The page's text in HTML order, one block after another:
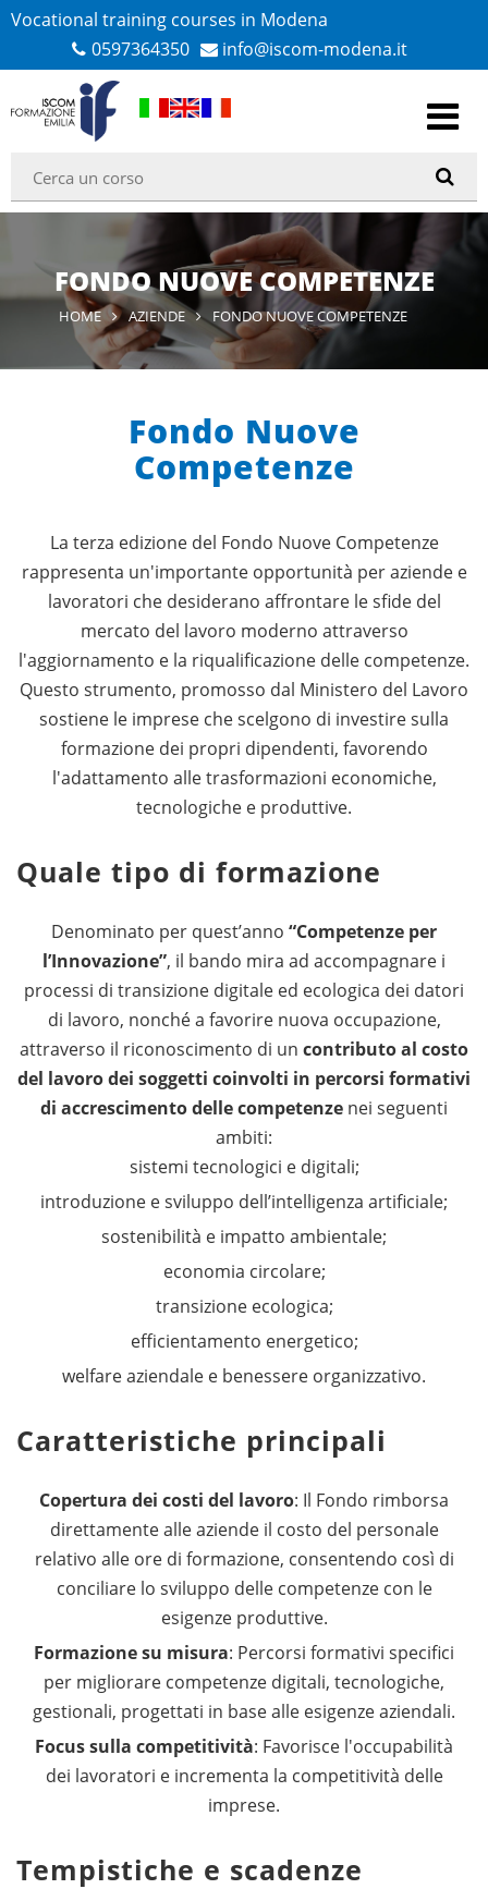
Vocational training courses in Modena
0597364350
info@iscom-modena.it
FONDO NUOVE COMPETENZE
HOME AZIENDE FONDO NUOVE COMPETENZE
Fondo Nuove
Competenze
La terza edizione del Fondo Nuove Competenze
rappresenta un'importante opportunità per aziende e
lavoratori che desiderano affrontare le sfide del
mercato del lavoro moderno attraverso
l'aggiornamento e la riqualificazione delle competenze.
Questo strumento, promosso dal Ministero del Lavoro
sostiene le imprese che scelgono di investire sulla
formazione dei propri dipendenti, favorendo
l'adattamento alle trasformazioni economiche,
tecnologiche e produttive.
Quale tipo di formazione
Denominato per quest’anno “Competenze per
l’Innovazione”, il bando mira ad accompagnare i
processi di transizione digitale ed ecologica dei datori
di lavoro, nonché a favorire nuova occupazione,
attraverso il riconoscimento di un contributo al costo
del lavoro dei soggetti coinvolti in percorsi formativi
di accrescimento delle competenze nei seguenti
ambiti:
sistemi tecnologici e digitali;
introduzione e sviluppo dell’intelligenza artificiale;
sostenibilità e impatto ambientale;
economia circolare;
transizione ecologica;
efficientamento energetico;
welfare aziendale e benessere organizzativo.
Caratteristiche principali
Copertura dei costi del lavoro: Il Fondo rimborsa
direttamente alle aziende il costo del personale
relativo alle ore di formazione, consentendo così di
conciliare lo sviluppo delle competenze con le
esigenze produttive.
Formazione su misura: Percorsi formativi specifici
per migliorare competenze digitali, tecnologiche,
gestionali, progettati in base alle esigenze aziendali.
Focus sulla competitività: Favorisce l'occupabilità
dei lavoratori e incrementa la competitività delle
imprese.
Tempistiche e scadenze